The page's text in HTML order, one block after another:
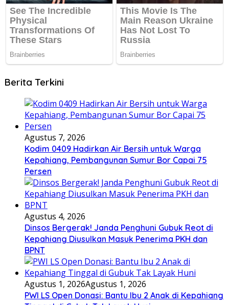
Berita Terkini
Agustus 7, 2026
Kodim 0409 Hadirkan Air Bersih untuk Warga
Kepahiang, Pembangunan Sumur Bor Capai 75
Persen
Agustus 4, 2026
Dinsos Bergerak! Janda Penghuni Gubuk Reot di
Kepahiang Diusulkan Masuk Penerima PKH dan
BPNT
Agustus 1, 2026Agustus 1, 2026
PWI LS Open Donasi: Bantu Ibu 2 Anak di Kepahiang